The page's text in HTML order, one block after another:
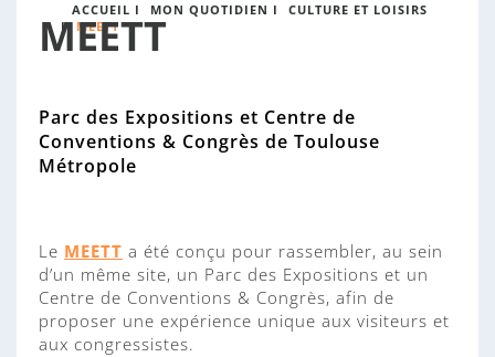
ACCUEIL I MON QUOTIDIEN I
CULTURE ET LOISIRS
I MEETT
MEETT
Parc des Expositions et Centre de
Conventions & Congrès de Toulouse
Métropole
Le MEETT a été conçu pour rassembler, au sein
d’un même site, un Parc des Expositions et un
Centre de Conventions & Congrès, afin de
proposer une expérience unique aux visiteurs et
aux congressistes.